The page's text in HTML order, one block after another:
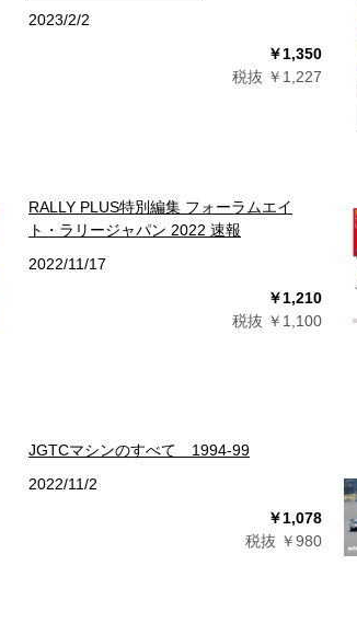
2023/2/2
￥1,350
税抜 ￥1,227
RALLY PLUS特別編集 フォーラムエイ
ト・ラリージャパン 2022 速報
2022/11/17
￥1,210
税抜 ￥1,100
JGTCマシンのすべて 1994-99
2022/11/2
￥1,078
税抜 ￥980